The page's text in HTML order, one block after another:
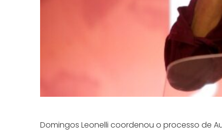
Domingos Leonelli coordenou o processo de